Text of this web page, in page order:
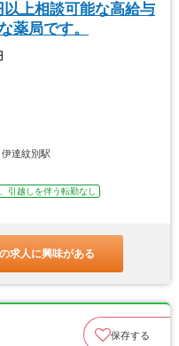
以上相談可能な高給与
薬局です。
達紋別駅
引越しを伴う転勤なし
求人に興味がある
保存する